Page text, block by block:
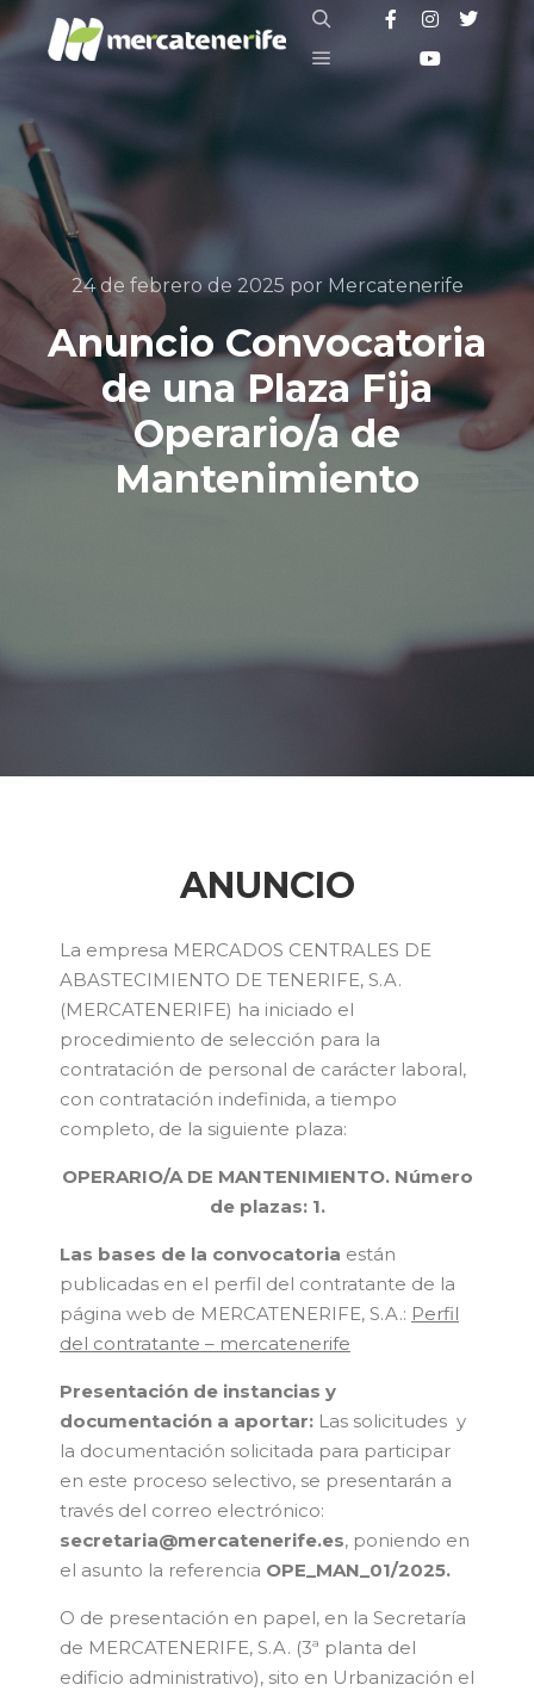
24 de febrero de 2025 por Mercatenerife
Anuncio Convocatoria
de una Plaza Fija
Operario/a de
Mantenimiento
ANUNCIO
La empresa MERCADOS CENTRALES DE
ABASTECIMIENTO DE TENERIFE, S.A.
(MERCATENERIFE) ha iniciado el
procedimiento de selección para la
contratación de personal de carácter laboral,
con contratación indefinida, a tiempo
completo, de la siguiente plaza:
OPERARIO/A DE MANTENIMIENTO. Número
de plazas: 1.
Las bases de la convocatoria están
publicadas en el perfil del contratante de la
página web de MERCATENERIFE, S.A.: Perfil
del contratante – mercatenerife
Presentación de instancias y
documentación a aportar: Las solicitudes y
la documentación solicitada para participar
en este proceso selectivo, se presentarán a
través del correo electrónico:
secretaria@mercatenerife.es, poniendo en
el asunto la referencia OPE_MAN_01/2025.
O de presentación en papel, en la Secretaría
de MERCATENERIFE, S.A. (3ª planta del
edificio administrativo), sito en Urbanización el